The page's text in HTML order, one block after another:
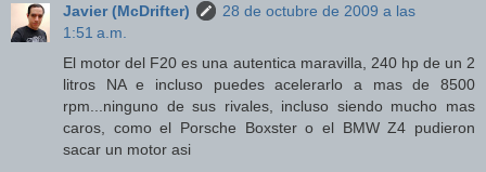
Javier (McDrifter)
28 de octubre de 2009 a las
1:51 a.m.
El motor del F20 es una autentica maravilla, 240 hp de un 2
litros NA e incluso puedes acelerarlo a mas de 8500
rpm...ninguno de sus rivales, incluso siendo mucho mas
caros, como el Porsche Boxster o el BMW Z4 pudieron
sacar un motor asi